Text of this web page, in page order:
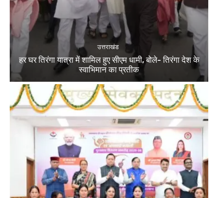
उत्तराखंड
हर घर तिरंगा यात्रा में शामिल हुए सीएम धामी, बोले- तिरंगा देश के
स्वाभिमान का प्रतीक